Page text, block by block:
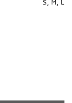
S, M, L